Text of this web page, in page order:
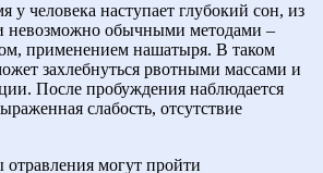
у человека наступает глубокий сон, из
невозможно обычными методами –
применением нашатыря. В таком
захлебнуться рвотными массами и
После пробуждения наблюдается
слабость, отсутствие
могут пройти